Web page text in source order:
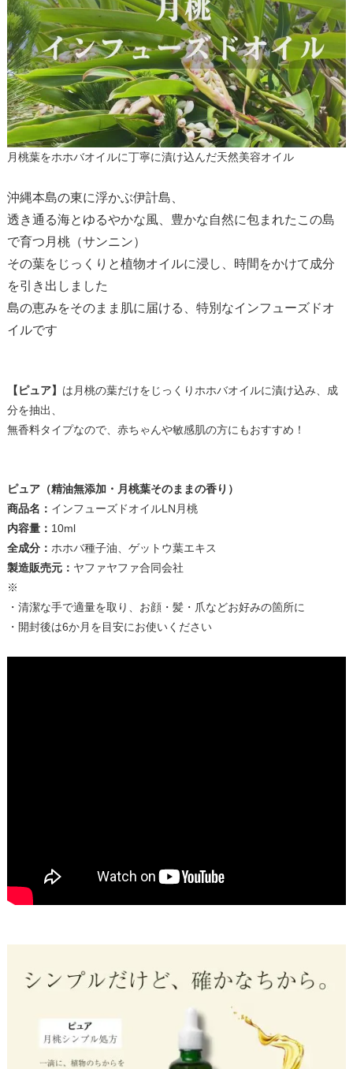
月桃葉をホホバオイルに丁寧に漬け込んだ天然美容オイル
沖縄本島の東に浮かぶ伊計島、
透き通る海とゆるやかな風、豊かな自然に包まれたこの島
で育つ月桃（サンニン）
その葉をじっくりと植物オイルに浸し、時間をかけて成分
を引き出しました
島の恵みをそのまま肌に届ける、特別なインフューズドオ
イルです
【ピュア】 は月桃の葉だけをじっくりホホバオイルに漬け込み、成
分を抽出、
無香料タイプなので、赤ちゃんや敏感肌の方にもおすすめ！
ピュア（精油無添加・月桃葉そのままの香り）
商品名： インフューズドオイルLN月桃
内容量： 10ml
全成分： ホホバ種子油、ゲットウ葉エキス
製造販売元： ヤファヤファ合同会社
※
・清潔な手で適量を取り、お顔・髪・爪などお好みの箇所に
・開封後は6か月を目安にお使いください